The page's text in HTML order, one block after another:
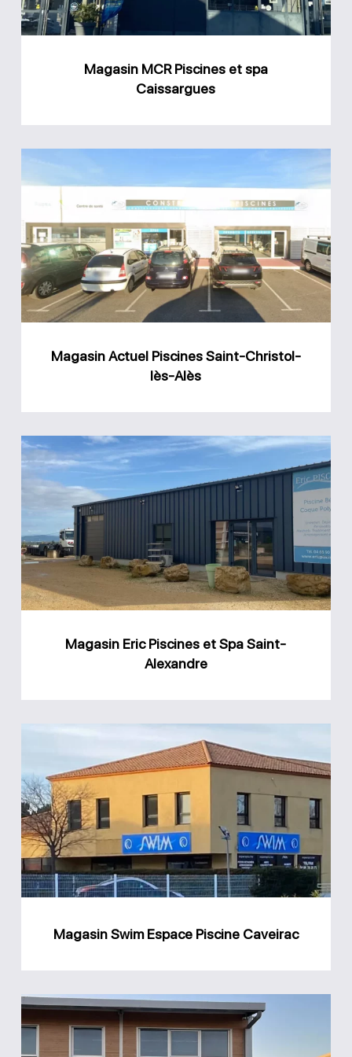
Magasin MCR Piscines et spa
Caissargues
Actuel
Piscines
Saint-
Christol-
lès-
Alès
Magasin Actuel Piscines Saint-Christol-
lès-Alès
Magasin
Eric
Saint-
Alexandre
Magasin Eric Piscines et Spa Saint-
Alexandre
Magasin
Swim
Espace
Piscine
Caveirac
Magasin Swim Espace Piscine Caveirac
Magasin
MCR